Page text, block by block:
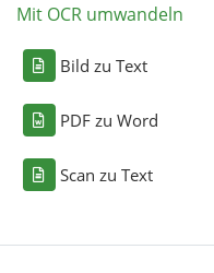
Mit OCR umwandeln
Bild zu Text
PDF zu Word
Scan zu Text